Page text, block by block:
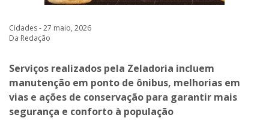
Cidades - 27 maio, 2026
Da Redação
Serviços realizados pela Zeladoria incluem
manutenção em ponto de ônibus, melhorias em
vias e ações de conservação para garantir mais
segurança e conforto à população